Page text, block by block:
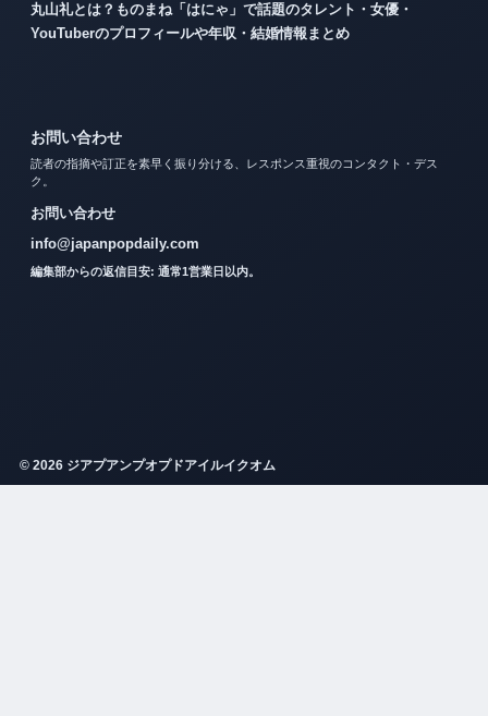
丸山礼とは？ものまね「はにゃ」で話題のタレント・女優・
YouTuberのプロフィールや年収・結婚情報まとめ
お問い合わせ
読者の指摘や訂正を素早く振り分ける、レスポンス重視のコンタクト・デス
ク。
お問い合わせ
info@japanpopdaily.com
編集部からの返信目安: 通常1営業日以内。
© 2026 ジアプアンプオプドアイルイクオム